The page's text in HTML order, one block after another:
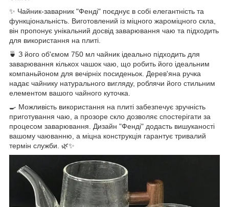
✨ Чайник-заварник "Фенді" поєднує в собі елегантність та
функціональність. Виготовлений із міцного жароміцного скла,
він пропонує унікальний досвід заварювання чаю та підходить
для використання на плиті.
🍵 З його об'ємом 750 мл чайник ідеально підходить для
заварювання кількох чашок чаю, що робить його ідеальним
компаньйоном для вечірніх посиденьок. Дерев'яна ручка
надає чайнику натурального вигляду, роблячи його стильним
елементом вашого чайного куточка.
🍳 Можливість використання на плиті забезпечує зручність
приготування чаю, а прозоре скло дозволяє спостерігати за
процесом заварювання. Дизайн "Фенді" додасть вишуканості
вашому чаюванню, а міцна конструкція гарантує тривалий
термін служби. 🌿✨